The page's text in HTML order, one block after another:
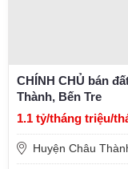
CHÍNH CHỦ bán
Thành, Bến Tre
1.1 tỷ/tháng triệu/
Huyện Châu